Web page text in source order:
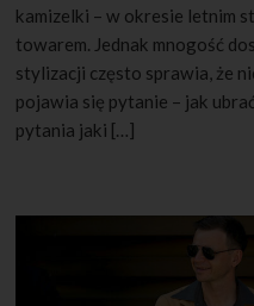
kamizelki – w okresie letnim
towarem. Jednak mnogość
stylizacji często sprawia, że
pojawia się pytanie – jak
pytania jaki […]